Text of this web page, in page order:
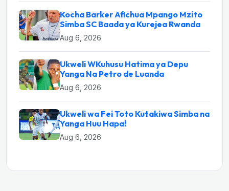
Kocha Barker Afichua Mpango Mzito
Simba SC Baada ya Kurejea Rwanda
Aug 6, 2026
Ukweli WKuhusu Hatima ya Depu
Yanga Na Petro de Luanda
Aug 6, 2026
Ukweli wa Fei Toto Kutakiwa Simba na
Yanga Huu Hapa!
Aug 6, 2026